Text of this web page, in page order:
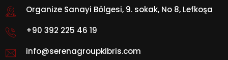
Organize Sanayi Bölgesi, 9. sokak, No 8, Lefkoşa
+90 392 225 46 19
info@serenagroupkibris.com